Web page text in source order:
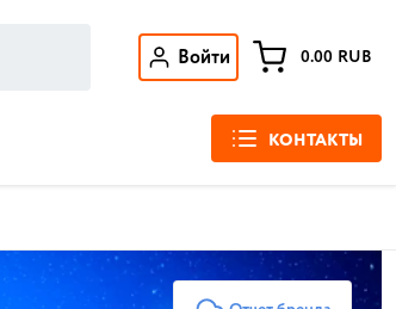
Войти 0.00 RUB
КОНТАКТЫ